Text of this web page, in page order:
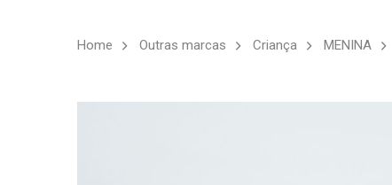
Home Outras marcas Criança MENINA